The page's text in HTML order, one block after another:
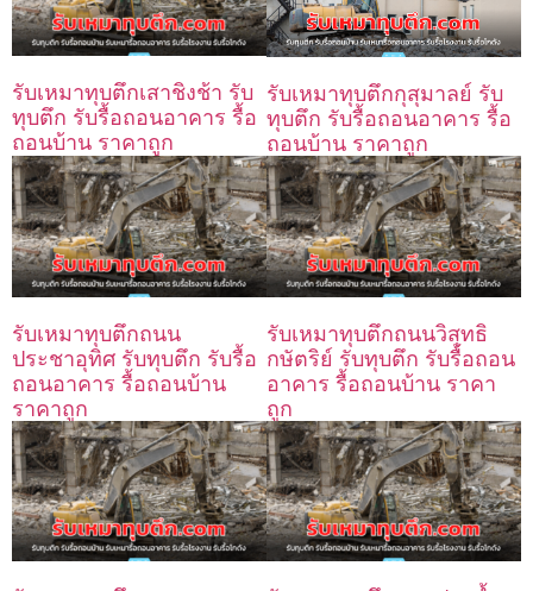
รับเหมาทุบตึกเสาชิงช้า รับ
ทุบตึก รับรื้อถอนอาคาร รื้อ
ถอนบ้าน ราคาถูก
รับเหมาทุบตึกกุสุมาลย์ รับ
ทุบตึก รับรื้อถอนอาคาร รื้อ
ถอนบ้าน ราคาถูก
รับเหมาทุบตึกถนน
ประชาอุทิศ รับทุบตึก รับรื้อ
ถอนอาคาร รื้อถอนบ้าน
ราคาถูก
รับเหมาทุบตึกถนนวิสุทธิ
กษัตริย์ รับทุบตึก รับรื้อถอน
อาคาร รื้อถอนบ้าน ราคา
ถูก